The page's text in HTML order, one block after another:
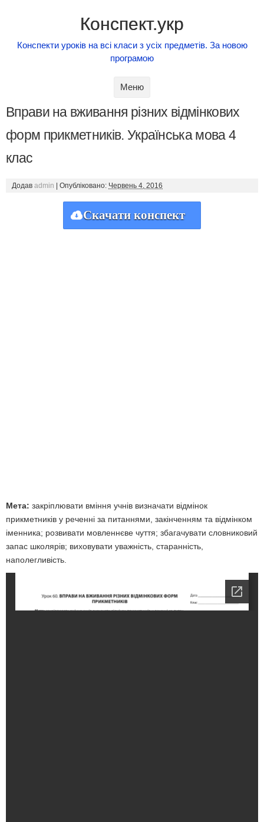
Конспект.укр
Конспекти уроків на всі класи з усіх предметів. За новою
програмою
Меню
Вправи на вживання різних відмінкових
форм прикметників. Українська мова 4
клас
Додав admin Опубліковано: Червень 4, 2016
Скачати конспект
Мета: закріплювати вміння учнів визначати відмінок
прикметників у реченні за питаннями, закінченням та відмінком
іменника; розвивати мовленнєве чуття; збагачувати словниковий
запас школярів; виховувати уважність, старанність,
наполегливість.